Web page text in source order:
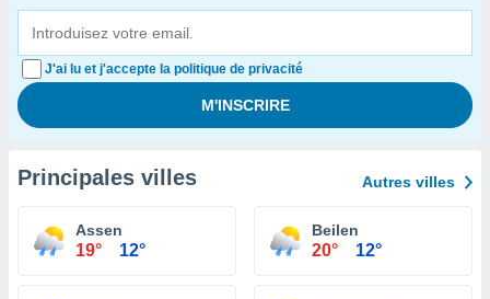
J'ai lu et j'accepte la politique de privacité
Principales villes Autres villes
Assen
19° 12°
Beilen
20° 12°